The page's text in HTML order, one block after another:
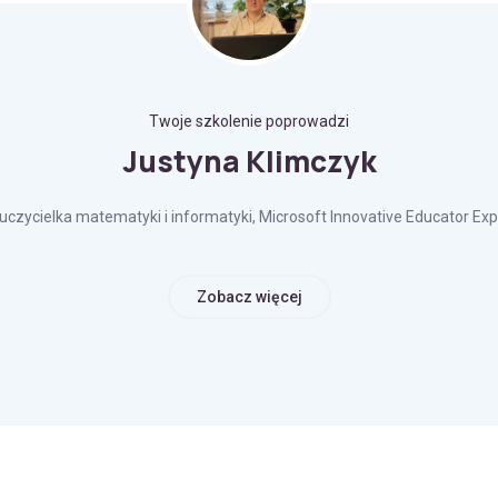
Twoje szkolenie poprowadzi
Justyna Klimczyk
matematyki i informatyki, Microsoft Innovative Educator
Zobacz więcej